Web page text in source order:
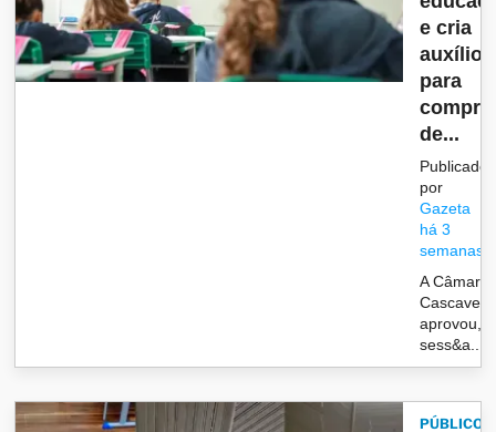
e cria
auxílio
para
compra
de...
Publicado
por
Gazeta
há 3
semanas
A Câmara
Cascavel
aprovou,
sess&a...
PÚBLICO